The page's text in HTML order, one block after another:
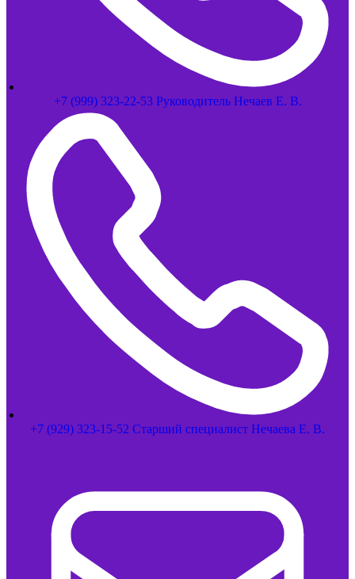
+7 (999) 323-22-53 Руководитель Нечаев Е. В.
+7 (929) 323-15-52 Старший специалист Нечаева Е. В.